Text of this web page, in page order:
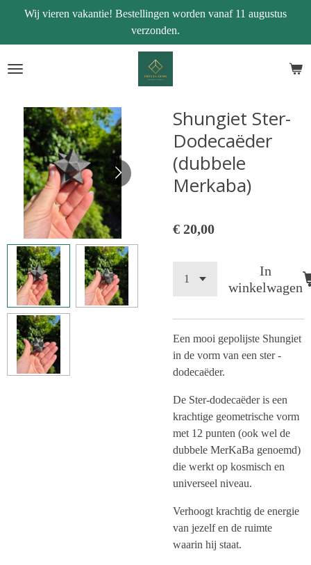
naar
de
Wij vieren vakantie! Bestellingen worden vanaf 11 augustus
verzonden.
Shungiet Ster-
Dodecaëder
(dubbele
Merkaba)
€ 20,00
In
winkelwagen
Een mooi gepolijste Shungiet
in de vorm van een ster -
dodecaëder.
De Ster-dodecaëder is een
krachtige geometrische vorm
met 12 punten (ook wel de
dubbele MerKaBa genoemd)
die werkt op kosmisch en
universeel niveau.
Verhoogt krachtig de energie
van jezelf en de ruimte
waarin hij staat.